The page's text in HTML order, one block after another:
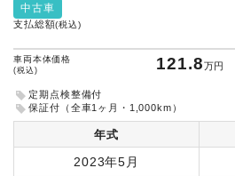
中古車
支払総額(税込)
車両本体価格
(税込) 121.8万円
定期点検整備付
保証付（全車1ヶ月・1,000km）
年式
2023年5月